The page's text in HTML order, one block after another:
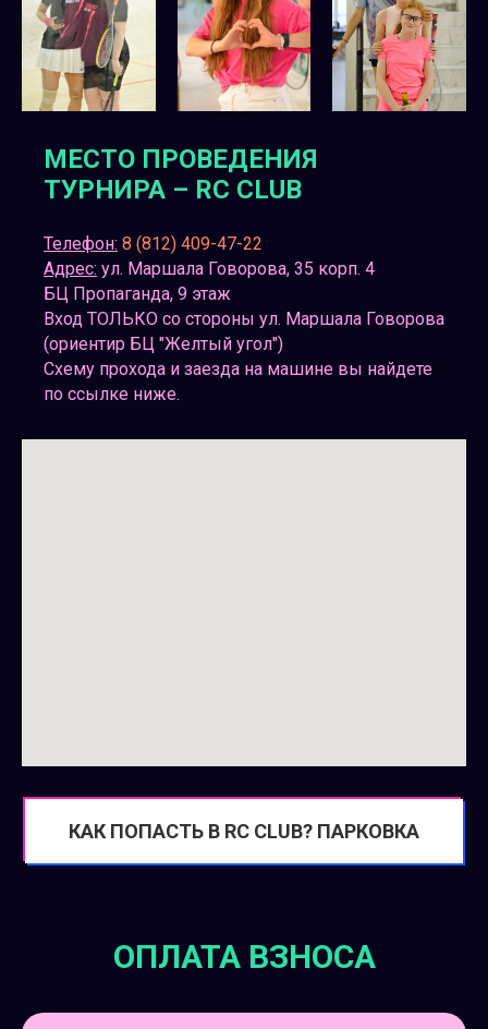
МЕСТО ПРОВЕДЕНИЯ
ТУРНИРА – RC CLUB
Телефон: 8 (812) 409-47-22
Адрес: ул. Маршала Говорова, 35 корп. 4
БЦ Пропаганда, 9 этаж
Вход ТОЛЬКО со стороны ул. Маршала Говорова
(ориентир БЦ "Желтый угол")
Схему прохода и заезда на машине вы найдете
по ссылке ниже.
КАК ПОПАСТЬ В RC CLUB? ПАРКОВКА
ОПЛАТА ВЗНОСА